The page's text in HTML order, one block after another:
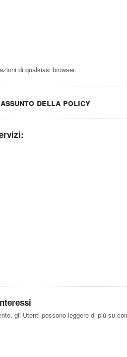
di qualsiasi browser.
della policy
gli Utenti possono leggere di più su